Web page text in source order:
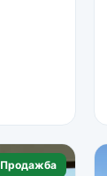
Продажба